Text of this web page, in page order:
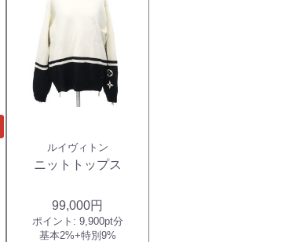
ルイヴィトン
ニットトップス
99,000円
ポイント: 9,900pt分
基本2%+特別9%